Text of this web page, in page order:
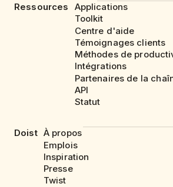
Ressources
Applications
Toolkit
Centre d'aide
Témoignages clients
Méthodes de
Intégrations
Partenaires de la
API
Statut
Doist À propos
Emplois
Inspiration
Presse
Twist